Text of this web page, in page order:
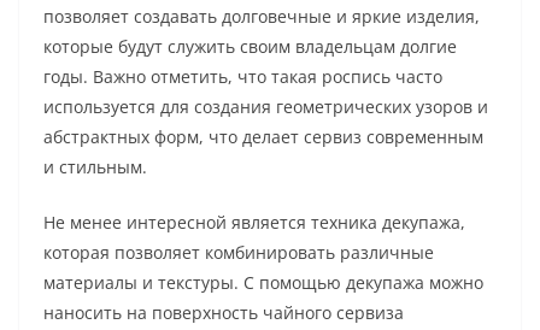
позволяет создавать долговечные и яркие изделия,
которые будут служить своим владельцам долгие
годы. Важно отметить, что такая роспись часто
используется для создания геометрических узоров и
абстрактных форм, что делает сервиз современным
и стильным.
Не менее интересной является техника декупажа,
которая позволяет комбинировать различные
материалы и текстуры. С помощью декупажа можно
наносить на поверхность чайного сервиза